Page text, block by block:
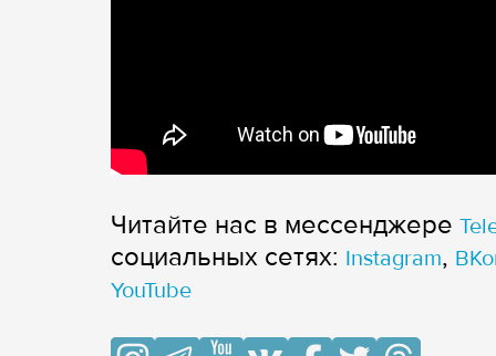
Читайте нас в мессенджере
cоциальных сетях: Instagram,
YouTube